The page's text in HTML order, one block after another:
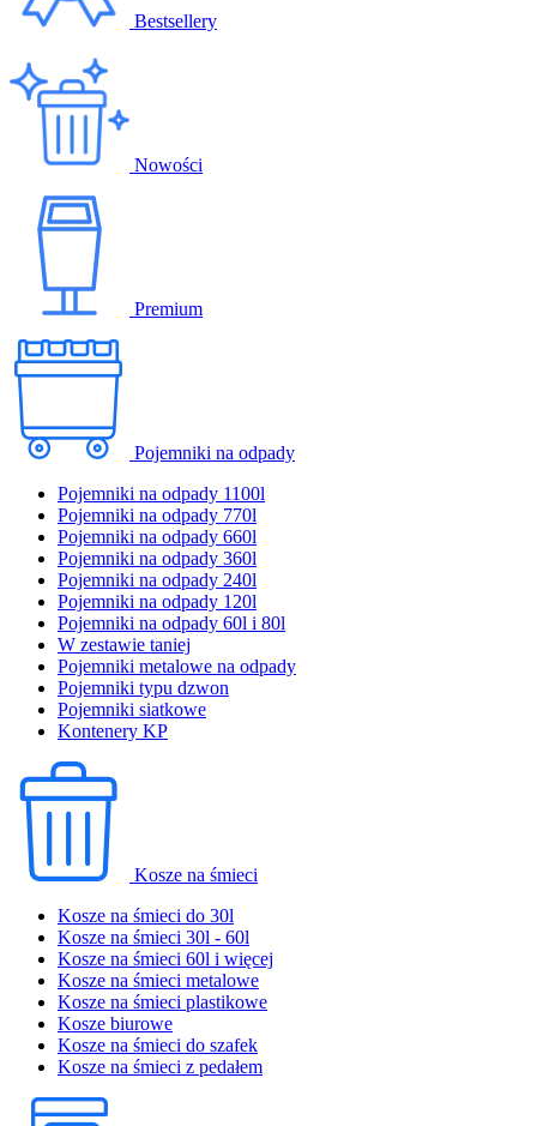
Bestsellery
Nowości
Premium
Pojemniki na odpady
Pojemniki na odpady 1100l
Pojemniki na odpady 770l
Pojemniki na odpady 660l
Pojemniki na odpady 360l
Pojemniki na odpady 240l
Pojemniki na odpady 120l
Pojemniki na odpady 60l i 80l
W zestawie taniej
Pojemniki metalowe na odpady
Pojemniki typu dzwon
Pojemniki siatkowe
Kontenery KP
Kosze na śmieci
Kosze na śmieci do 30l
Kosze na śmieci 30l - 60l
Kosze na śmieci 60l i więcej
Kosze na śmieci metalowe
Kosze na śmieci plastikowe
Kosze biurowe
Kosze na śmieci do szafek
Kosze na śmieci z pedałem